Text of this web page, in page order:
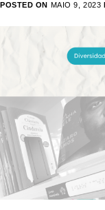
POSTED ON MAIO 9, 2023